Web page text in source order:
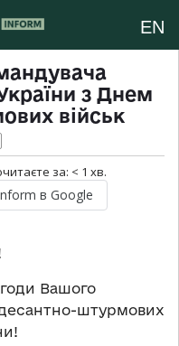
EN
з Днем
військ
за: < 1 хв.
в Google
Вашого
штурмових